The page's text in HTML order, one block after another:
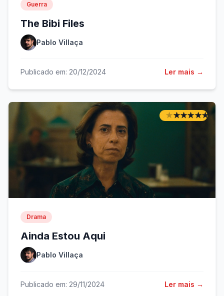
Guerra
The Bibi Files
Pablo Villaça
Publicado em: 20/12/2024 Ler mais →
★★
★★
★★
★★
★★
Drama
Ainda Estou Aqui
Pablo Villaça
Publicado em: 29/11/2024 Ler mais →